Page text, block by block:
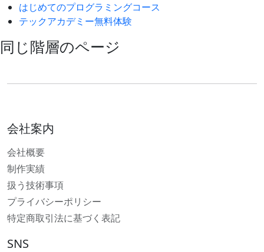
はじめてのプログラミングコース
テックアカデミー無料体験
同じ階層のページ
会社案内
会社概要
制作実績
扱う技術事項
プライバシーポリシー
特定商取引法に基づく表記
SNS